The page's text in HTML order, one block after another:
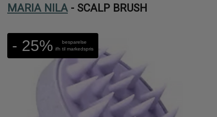
MARIA NILA - SCALP BRUSH
- 25%
besparelse
ifh til markedspris